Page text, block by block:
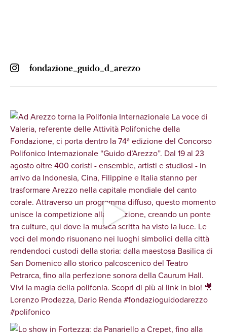
fondazione_guido_d_arezzo